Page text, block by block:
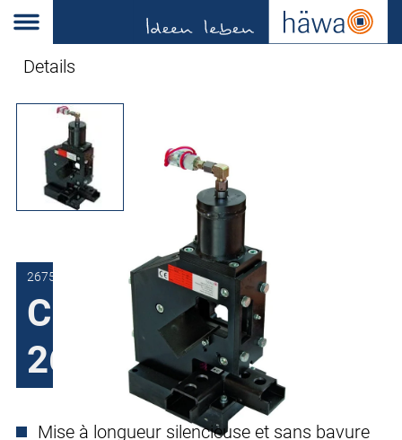
Details
2675-7200-01-00
Cisaille à profilés
2675
Mise à longueur silencieuse et sans bavure